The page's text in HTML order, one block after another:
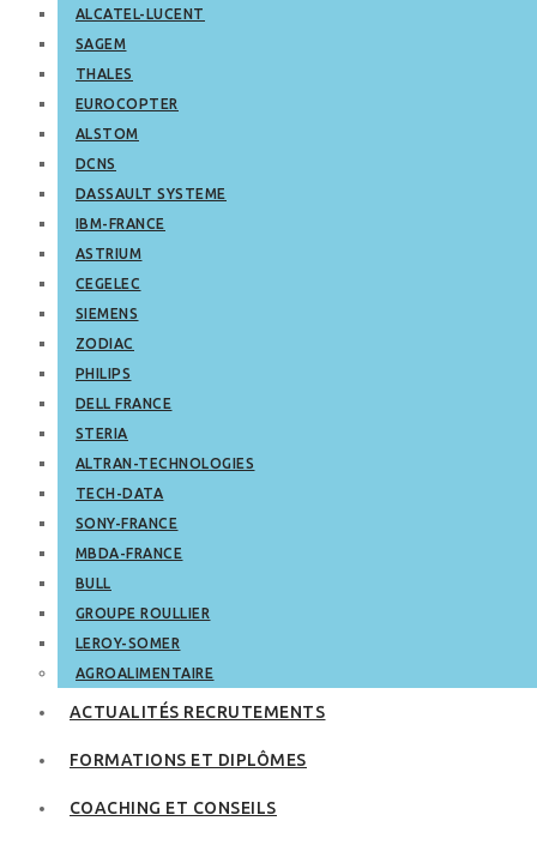
ALCATEL-LUCENT
SAGEM
THALES
EUROCOPTER
ALSTOM
DCNS
DASSAULT SYSTEME
IBM-FRANCE
ASTRIUM
CEGELEC
SIEMENS
ZODIAC
PHILIPS
DELL FRANCE
STERIA
ALTRAN-TECHNOLOGIES
TECH-DATA
SONY-FRANCE
MBDA-FRANCE
BULL
GROUPE ROULLIER
LEROY-SOMER
AGROALIMENTAIRE
ACTUALITÉS RECRUTEMENTS
FORMATIONS ET DIPLÔMES
COACHING ET CONSEILS